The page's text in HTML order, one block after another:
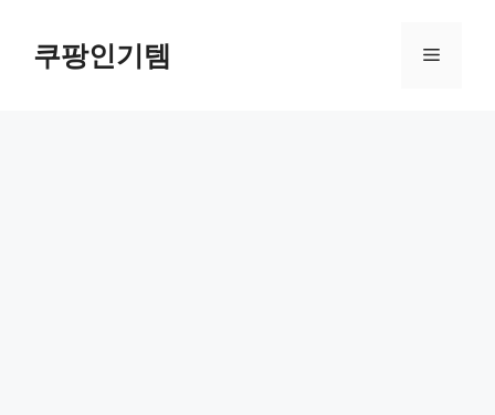
쿠팡인기템 메